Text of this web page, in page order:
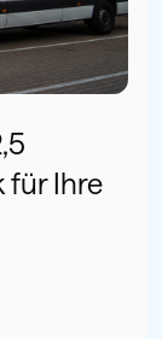
für Ihre